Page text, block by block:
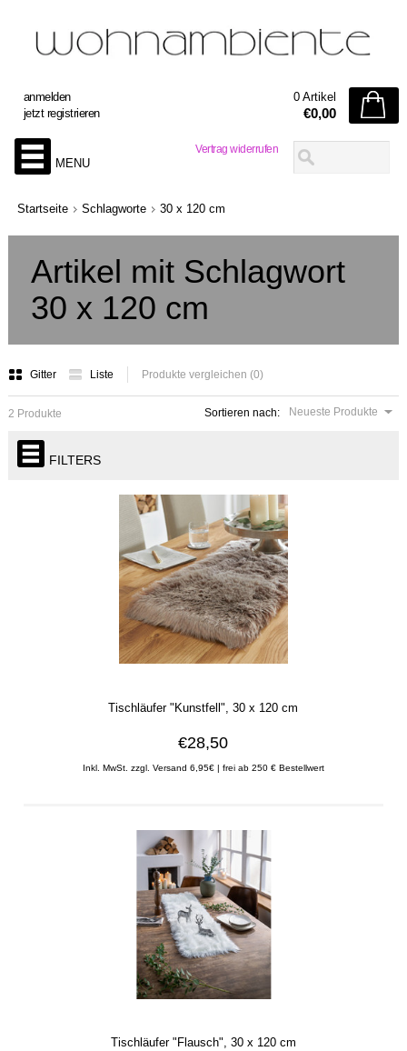
Vertrag widerrufen
anmelden
jetzt registrieren
0 Artikel
€0,00
MENU
Startseite Schlagworte 30 x 120 cm
Artikel mit Schlagwort
30 x 120 cm
Gitter Liste Produkte vergleichen (0)
Sortieren nach: Neueste Produkte
2 Produkte
FILTERS
Tischläufer "Kunstfell", 30 x 120 cm
€28,50
Inkl. MwSt. zzgl. Versand 6,95€ | frei ab 250 € Bestellwert
Tischläufer "Flausch", 30 x 120 cm